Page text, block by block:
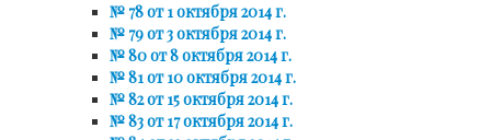
№ 78 от 1 октября 2014 г.
№ 79 от 3 октября 2014 г.
№ 80 от 8 октября 2014 г.
№ 81 от 10 октября 2014 г.
№ 82 от 15 октября 2014 г.
№ 83 от 17 октября 2014 г.